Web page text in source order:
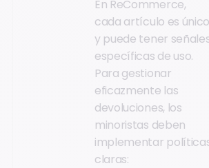
En ReCommerce,
cada artículo es único
y puede tener
específicas de uso.
Para gestionar
eficazmente las
devoluciones, los
minoristas deben
implementar
claras: